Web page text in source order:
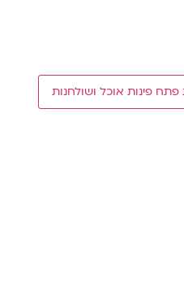
פתח פינות אוכל ושולחנות